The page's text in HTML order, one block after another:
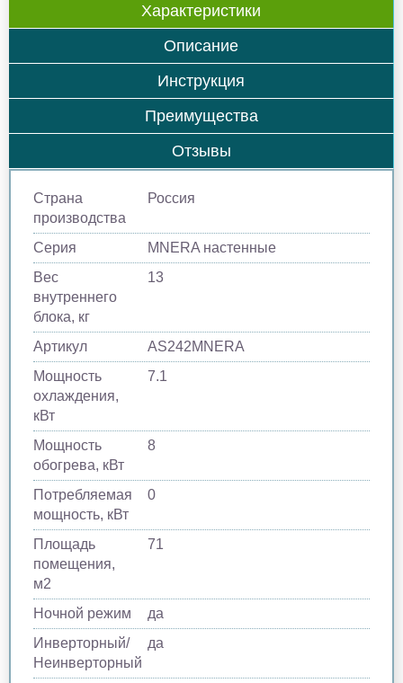
Характеристики
Описание
Инструкция
Преимущества
Отзывы
Страна
производства
Россия
Серия
MNERA настенные
Вес
внутреннего
блока, кг
13
Артикул
AS242MNERA
Мощность
охлаждения,
кВт
7.1
Мощность
обогрева, кВт
8
Потребляемая
мощность, кВт
0
Площадь
помещения,
м2
71
Ночной режим
да
Инверторный/
Неинверторный
да